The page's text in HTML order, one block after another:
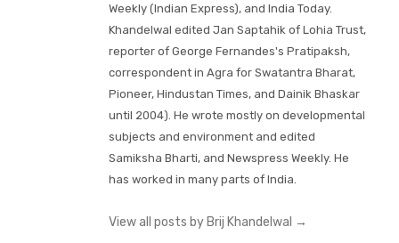
Weekly (Indian Express), and India Today.
Khandelwal edited Jan Saptahik of Lohia Trust,
reporter of George Fernandes's Pratipaksh,
correspondent in Agra for Swatantra Bharat,
Pioneer, Hindustan Times, and Dainik Bhaskar
until 2004). He wrote mostly on developmental
subjects and environment and edited
Samiksha Bharti, and Newspress Weekly. He
has worked in many parts of India.
View all posts by Brij Khandelwal →